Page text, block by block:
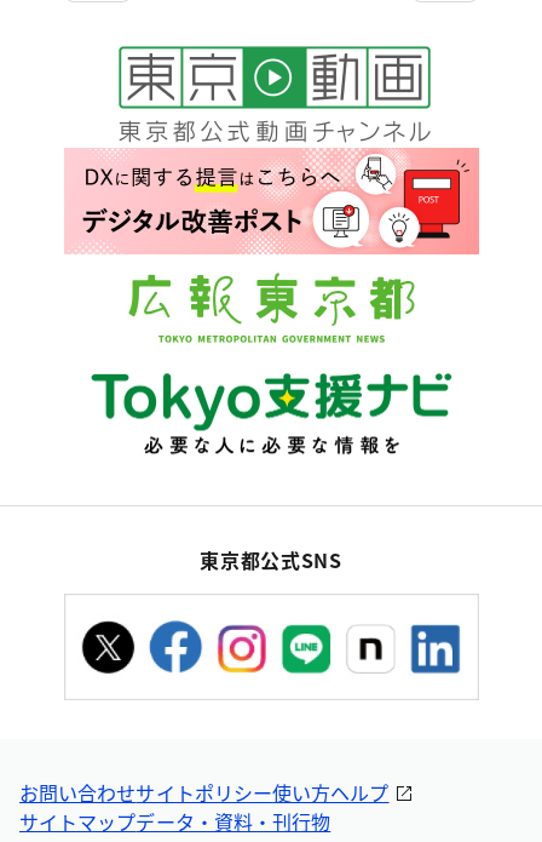
東京都公式SNS
お問い合わせサイトポリシー使い方ヘルプ
サイトマップデータ・資料・刊行物